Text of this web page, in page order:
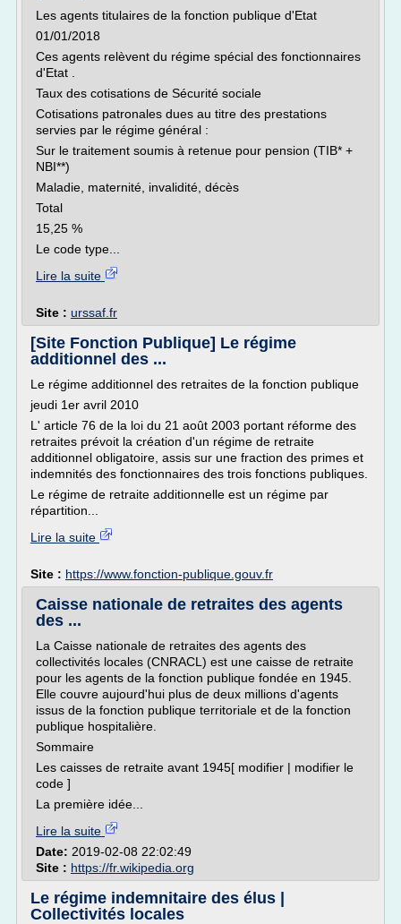
Les agents titulaires de la fonction publique d'Etat
01/01/2018
Ces agents relèvent du régime spécial des fonctionnaires
d'Etat .
Taux des cotisations de Sécurité sociale
Cotisations patronales dues au titre des prestations
servies par le régime général :
Sur le traitement soumis à retenue pour pension (TIB* +
NBI**)
Maladie, maternité, invalidité, décès
Total
15,25 %
Le code type...
Lire la suite
Site : urssaf.fr
[Site Fonction Publique] Le régime
additionnel des ...
Le régime additionnel des retraites de la fonction publique
jeudi 1er avril 2010
L' article 76 de la loi du 21 août 2003 portant réforme des
retraites prévoit la création d'un régime de retraite
additionnel obligatoire, assis sur une fraction des primes et
indemnités des fonctionnaires des trois fonctions publiques.
Le régime de retraite additionnelle est un régime par
répartition...
Lire la suite
Site : https://www.fonction-publique.gouv.fr
Caisse nationale de retraites des agents
des ...
La Caisse nationale de retraites des agents des
collectivités locales (CNRACL) est une caisse de retraite
pour les agents de la fonction publique fondée en 1945.
Elle couvre aujourd'hui plus de deux millions d'agents
issus de la fonction publique territoriale et de la fonction
publique hospitalière.
Sommaire
Les caisses de retraite avant 1945[ modifier | modifier le
code ]
La première idée...
Lire la suite
Date: 2019-02-08 22:02:49
Site : https://fr.wikipedia.org
Le régime indemnitaire des élus |
Collectivités locales